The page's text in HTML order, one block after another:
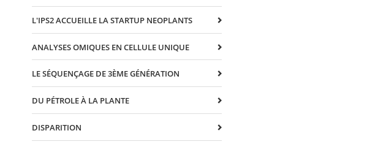
L'IPS2 ACCUEILLE LA STARTUP NEOPLANTS
ANALYSES OMIQUES EN CELLULE UNIQUE
LE SÉQUENÇAGE DE 3ÈME GÉNÉRATION
DU PÉTROLE À LA PLANTE
DISPARITION